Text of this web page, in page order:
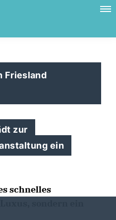
Friesland
zur
ein
schnelles